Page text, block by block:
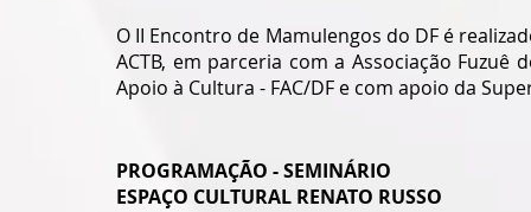
O II Encontro de Mamulengos do DF é
ACTB, em parceria com a Associação
Apoio à Cultura - FAC/DF e com apoio da
PROGRAMAÇÃO - SEMINÁRIO
ESPAÇO CULTURAL RENATO RUSSO